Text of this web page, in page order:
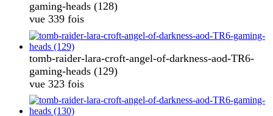
gaming-heads (128)
vue 339 fois
tomb-raider-lara-croft-angel-of-darkness-aod-TR6-
gaming-heads (129)
vue 323 fois